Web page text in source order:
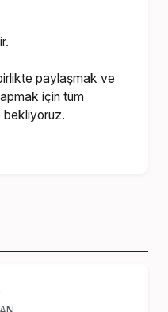
paylaşmak ve
için tüm
bekliyoruz.